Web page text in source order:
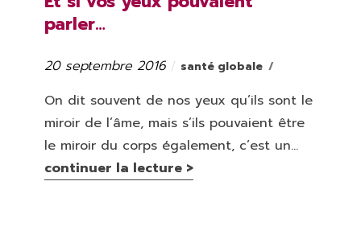
parler…
Publié
20 septembre 2016 Catégories
santé globale
On dit souvent de nos yeux qu’ils sont le
miroir de l’âme, mais s’ils pouvaient être
le miroir du corps également, c’est un...
continuer la lecture >